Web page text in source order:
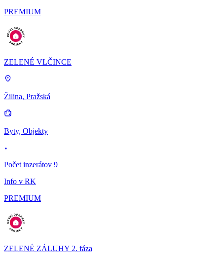
PREMIUM
ZELENÉ VLČINCE
Žilina, Pražská
Byty, Objekty
Počet inzerátov 9
Info v RK
PREMIUM
ZELENÉ ZÁLUHY 2. fáza